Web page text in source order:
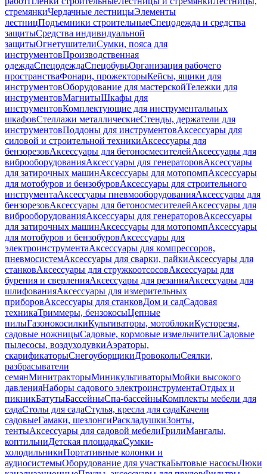
стремянкиЧердачные лестницыЭлементы
лестницПодъемники строительныеСпецодежда и средства
защитыСредства индивидуальной
защитыОгнетушителиСумки, пояса для
инструментовПроизводственная
одеждаСпецодеждаСпецобувьОрганизация рабочего
пространстваФонари, прожекторыКейсы, ящики для
инструментовОборудование для мастерскойТележки для
инструментовМагнитыШкафы для
инструментовКомплектующие для инструментальных
шкафовСтеллажи металлическиеСтенды, держатели для
инструментовПоддоны для инструментовАксессуары для
силовой и строительной техникиАксессуары для
бензорезовАксессуары для бетоносмесителейАксессуары для
виброоборудованияАксессуары для генераторовАксессуары
для затирочных машинАксессуары для мотопомпАксессуары
для мотобуров и бензобуровАксессуары для строительного
инструментаАксессуары пневмооборудованияАксессуары для
бензорезовАксессуары для бетоносмесителейАксессуары для
виброоборудованияАксессуары для генераторовАксессуары
для затирочных машинАксессуары для мотопомпАксессуары
для мотобуров и бензобуровАксессуары для
электроинструментаАксессуары для компрессоров,
пневмосистемАксессуары для сварки, пайкиАксессуары для
станковАксессуары для стружкоотсосовАксессуары для
бурения и сверленияАксессуары для резанияАксессуары для
шлифованияАксессуары для измерительных
приборовАксессуары для станковДом и садСадовая
техникаТриммеры, бензокосыЦепные
пилыГазонокосилкиКультиваторы, мотоблокиКусторезы,
садовые ножницыСадовые, кормовые измельчителиСадовые
пылесосы, воздуходувкиАэраторы,
скарификаторыСнегоуборщикиДровоколыСеялки,
разбрасыватели
семянМинитракторыМиникультиваторыМойки высокого
давленияНаборы садового электроинструментаОтдых и
пикникБатутыБассейныСпа-бассейныКомплекты мебели для
садаСтолы для садаСтулья, кресла для садаКачели
садовыеГамаки, шезлонгиРаскладушкиЗонты,
тентыАксессуары для садовой мебелиГрилиМангалы,
коптильниДетская площадкаСумки-
холодильникиПортативные колонки и
аудиосистемыОборудование для участкаБытовые насосыЛюки